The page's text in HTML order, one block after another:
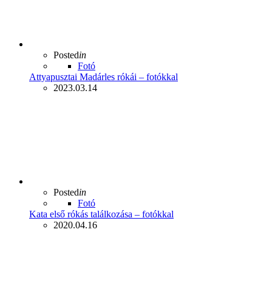
Postedin
Fotó
Attyapusztai Madárles rókái – fotókkal
2023.03.14
Postedin
Fotó
Kata első rókás találkozása – fotókkal
2020.04.16